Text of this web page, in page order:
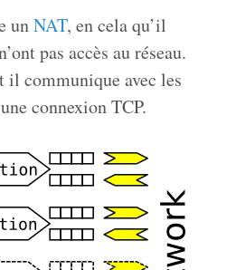
unNAT, en cela qu’il
pas accès au réseau.
il communique avec les
connexion TCP.